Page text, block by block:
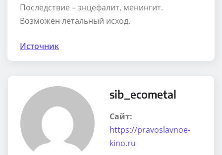
Последствие – энцефалит, менингит.
Возможен летальный исход.
Источник
sib_ecometal
Сайт:
https://pravoslavnoe-
kino.ru